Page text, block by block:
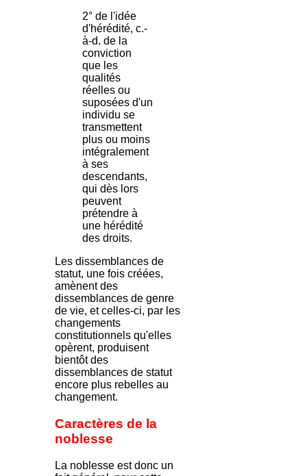
2° de l'idée
d'hérédité, c.-
à-d. de la
conviction
que les
qualités
réelles ou
suposées d'un
individu se
transmettent
plus ou moins
intégralement
à ses
descendants,
qui dès lors
peuvent
prétendre à
une hérédité
des droits.
Les dissemblances de
statut, une fois créées,
amènent des
dissemblances de genre
de vie, et celles-ci, par les
changements
constitutionnels qu'elles
opèrent, produisent
bientôt des
dissemblances de statut
encore plus rebelles au
changement.
Caractères de la
noblesse
La noblesse est donc un